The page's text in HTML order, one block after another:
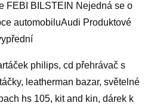
FEBI BILSTEIN Nejedná se o
automobiluAudi Produktové
philips, cd přehrávač s
leatherman bazar, světelné
hs 105, kit and kin, dárek k